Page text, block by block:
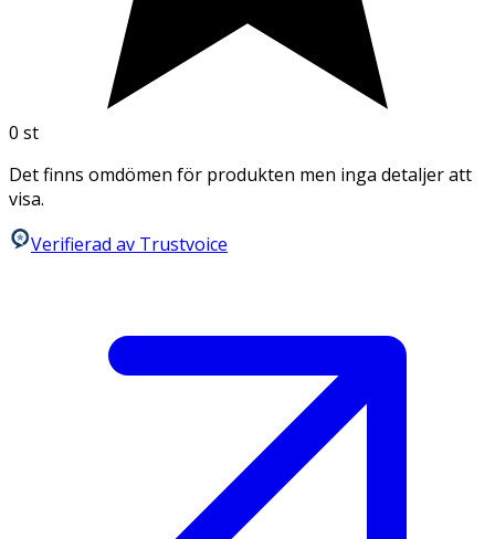
0 st
Det finns omdömen för produkten men inga detaljer att
visa.
Verifierad av Trustvoice